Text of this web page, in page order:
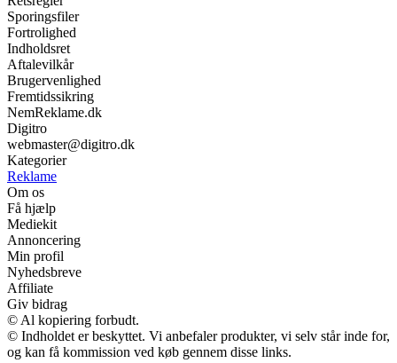
Sporingsfiler
Fortrolighed
Indholdsret
Aftalevilkår
Brugervenlighed
Fremtidssikring
NemReklame.dk
Digitro
webmaster@digitro.dk
Kategorier
Reklame
Om os
Få hjælp
Mediekit
Annoncering
Min profil
Nyhedsbreve
Affiliate
Giv bidrag
© Al kopiering forbudt.
© Indholdet er beskyttet. Vi anbefaler produkter, vi selv står inde for,
og kan få kommission ved køb gennem disse links.